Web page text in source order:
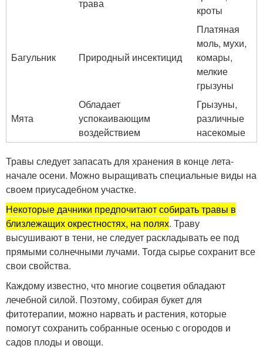
трава
кроты
Багульник Природный инсектицид
Платяная
моль, мухи,
комары,
мелкие
грызуны
Мята
Обладает
успокаивающим
воздействием
Грызуны,
различные
насекомые
Травы следует запасать для хранения в конце лета-
начале осени. Можно выращивать специальные виды на
своем приусадебном участке.
Некоторые дачники предпочитают собирать травы в
близлежащих окрестностях, на полях. Траву
высушивают в тени, не следует раскладывать ее под
прямыми солнечными лучами. Тогда сырье сохранит все
свои свойства.
Каждому известно, что многие соцветия обладают
лечебной силой. Поэтому, собирая букет для
фитотерапии, можно нарвать и растения, которые
помогут сохранить собранные осенью с огородов и
садов плоды и овощи.